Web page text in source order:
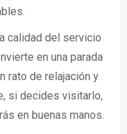
calidad del servicio
en una parada
rato de relajación y
si decides visitarlo,
en buenas manos.